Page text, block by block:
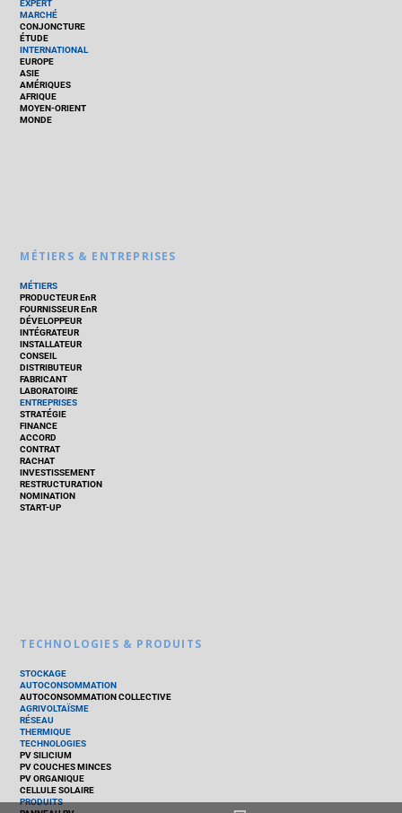
EXPERT
MARCHÉ
CONJONCTURE
ÉTUDE
INTERNATIONAL
EUROPE
ASIE
AMÉRIQUES
AFRIQUE
MOYEN-ORIENT
MONDE
MÉTIERS & ENTREPRISES
MÉTIERS
PRODUCTEUR EnR
FOURNISSEUR EnR
DÉVELOPPEUR
INTÉGRATEUR
INSTALLATEUR
CONSEIL
DISTRIBUTEUR
FABRICANT
LABORATOIRE
ENTREPRISES
STRATÉGIE
FINANCE
ACCORD
CONTRAT
RACHAT
INVESTISSEMENT
RESTRUCTURATION
NOMINATION
START-UP
TECHNOLOGIES & PRODUITS
STOCKAGE
AUTOCONSOMMATION
AUTOCONSOMMATION COLLECTIVE
AGRIVOLTAÏSME
RÉSEAU
THERMIQUE
TECHNOLOGIES
PV SILICIUM
PV COUCHES MINCES
PV ORGANIQUE
CELLULE SOLAIRE
PRODUITS